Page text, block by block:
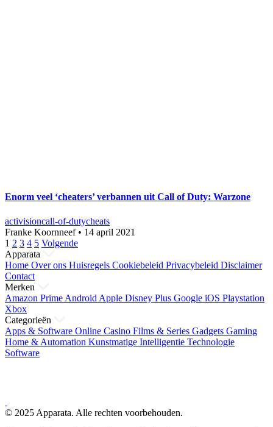
Enorm veel ‘cheaters’ verbannen uit Call of Duty: Warzone
activisioncall-of-dutycheats
Franke Koornneef• 14 april 2021
Berichten
paginering
1 2 3 4 5 Volgende
Apparata
Home Over ons Huisregels Cookiebeleid Privacybeleid Disclaimer
Contact
Merken
Amazon Prime Android Apple Disney Plus Google iOS Playstation
Xbox
Categorieën
Apps & Software Online Casino Films & Series Gadgets Gaming
Home & Automation Kunstmatige Intelligentie Technologie
Software
© 2025 Apparata. Alle rechten voorbehouden.